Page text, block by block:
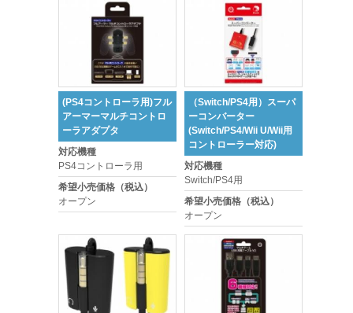
(PS4コントローラ用)フル
アーマーマルチコントロ
ーラアダプタ
対応機種
PS4コントローラ用
希望小売価格（税込）
オープン
（Switch/PS4用）スーパ
ーコンバーター
(Switch/PS4/Wii U/Wii用
コントローラー対応)
対応機種
Switch/PS4用
希望小売価格（税込）
オープン